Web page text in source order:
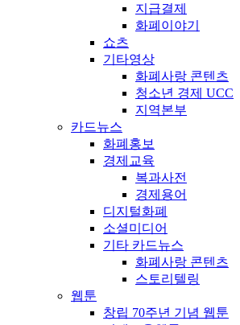
지급결제
화폐이야기
쇼츠
기타영상
화폐사랑 콘텐츠
청소년 경제 UCC
지역본부
카드뉴스
화폐홍보
경제교육
복과사전
경제용어
디지털화폐
소셜미디어
기타 카드뉴스
화폐사랑 콘텐츠
스토리텔링
웹툰
창립 70주년 기념 웹툰